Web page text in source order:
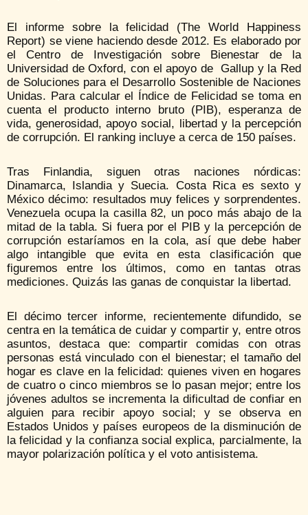
El informe sobre la felicidad (The World Happiness
Report) se viene haciendo desde 2012. Es elaborado por
el Centro de Investigación sobre Bienestar de la
Universidad de Oxford, con el apoyo de Gallup y la Red
de Soluciones para el Desarrollo Sostenible de Naciones
Unidas. Para calcular el Índice de Felicidad se toma en
cuenta el producto interno bruto (PIB), esperanza de
vida, generosidad, apoyo social, libertad y la percepción
de corrupción. El ranking incluye a cerca de 150 países.
Tras Finlandia, siguen otras naciones nórdicas:
Dinamarca, Islandia y Suecia. Costa Rica es sexto y
México décimo: resultados muy felices y sorprendentes.
Venezuela ocupa la casilla 82, un poco más abajo de la
mitad de la tabla. Si fuera por el PIB y la percepción de
corrupción estaríamos en la cola, así que debe haber
algo intangible que evita en esta clasificación que
figuremos entre los últimos, como en tantas otras
mediciones. Quizás las ganas de conquistar la libertad.
El décimo tercer informe, recientemente difundido, se
centra en la temática de cuidar y compartir y, entre otros
asuntos, destaca que: compartir comidas con otras
personas está vinculado con el bienestar; el tamaño del
hogar es clave en la felicidad: quienes viven en hogares
de cuatro o cinco miembros se lo pasan mejor; entre los
jóvenes adultos se incrementa la dificultad de confiar en
alguien para recibir apoyo social; y se observa en
Estados Unidos y países europeos de la disminución de
la felicidad y la confianza social explica, parcialmente, la
mayor polarización política y el voto antisistema.